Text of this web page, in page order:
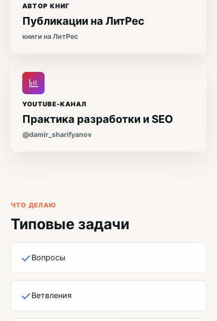
АВТОР КНИГ
Публикации на ЛитРес
книги на ЛитРес
YOUTUBE-КАНАЛ
Практика разработки и SEO
@damir_sharifyanov
ЧТО ДЕЛАЮ
Типовые задачи
Вопросы
Ветвления